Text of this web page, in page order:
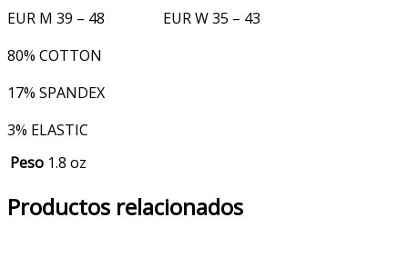
EUR M 39 – 48 EUR W 35 – 43
80% COTTON
17% SPANDEX
3% ELASTIC
Peso 1.8 oz
Productos relacionados